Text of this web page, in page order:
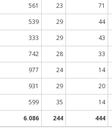
561 23 71
539 29 44
333 29 43
742 28 33
977 24 14
931 29 20
599 35 14
6.086 244 444